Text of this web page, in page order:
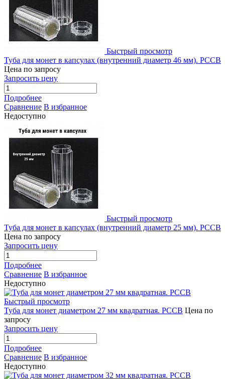
Быстрый просмотр
Туба для монет в капсулах (внутренний диаметр 46 мм). РССВ
Цена по запросу
Запросить цену
Подробнее
Сравнение В избранное
Недоступно
Быстрый просмотр
Туба для монет в капсулах (внутренний диаметр 25 мм). РССВ
Цена по запросу
Запросить цену
Подробнее
Сравнение В избранное
Недоступно
Быстрый просмотр
Туба для монет диаметром 27 мм квадратная. РССВ Цена по
запросу
Запросить цену
Подробнее
Сравнение В избранное
Недоступно